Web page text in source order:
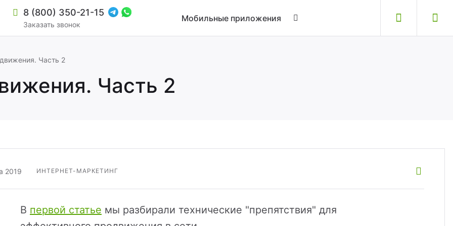
8 (800) 350-21-15
Заказать звонок
Мобильные приложения
и мультирегиональностью
Часть 2
Часть 2
2019 ИНТЕРНЕТ-МАРКЕТИНГ
В первой статье мы разбирали технические "препятствия" для